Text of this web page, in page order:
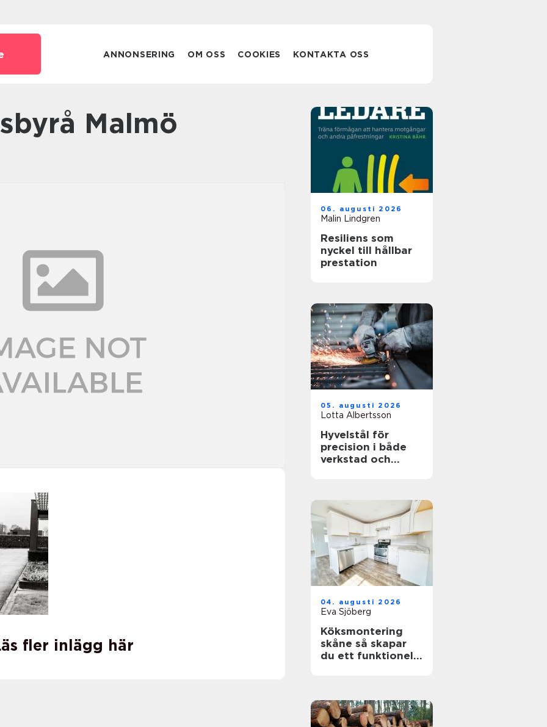
ANNONSERING OM OSS COOKIES KONTAKTA OSS
Malmö
fler inlägg här
06. augusti 2026
Malin Lindgren
Resiliens som
nyckel till hållbar
prestation
05. augusti 2026
Lotta Albertsson
Hyvelstål för
precision i både
verkstad och
04. augusti 2026
Eva Sjöberg
Köksmontering
skåne så skapar
du ett funktionellt